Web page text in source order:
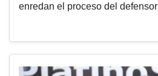
enredan el proceso del defensor